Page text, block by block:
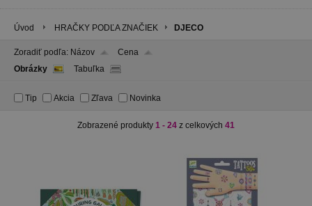
Úvod HRAČKY PODĽA ZNAČIEK DJECO
Zoradiť podľa: Názov
Cena
Obrázky
Tabuľka
Tip Akcia Zľava Novinka
Zobrazené produkty 1 - 24 z celkových 41